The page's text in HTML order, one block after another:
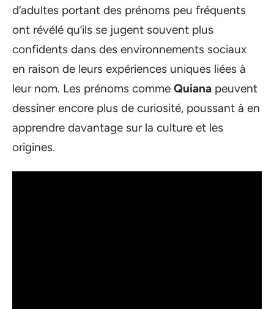
d’adultes portant des prénoms peu fréquents
ont révélé qu’ils se jugent souvent plus
confidents dans des environnements sociaux
en raison de leurs expériences uniques liées à
leur nom. Les prénoms comme Quiana peuvent
dessiner encore plus de curiosité, poussant à en
apprendre davantage sur la culture et les
origines.